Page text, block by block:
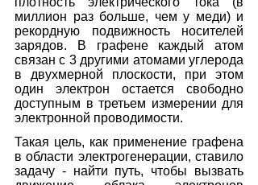
миллион раз больше, чем у меди) и
рекордную подвижность носителей
зарядов. В графене каждый атом
связан с 3 другими атомами углерода
в двухмерной плоскости, при этом
один электрон остается свободно
доступным в третьем измерении для
электронной проводимости.
Такая цель, как применение графена
в области электрогенерации, ставило
задачу - найти путь, чтобы вызвать